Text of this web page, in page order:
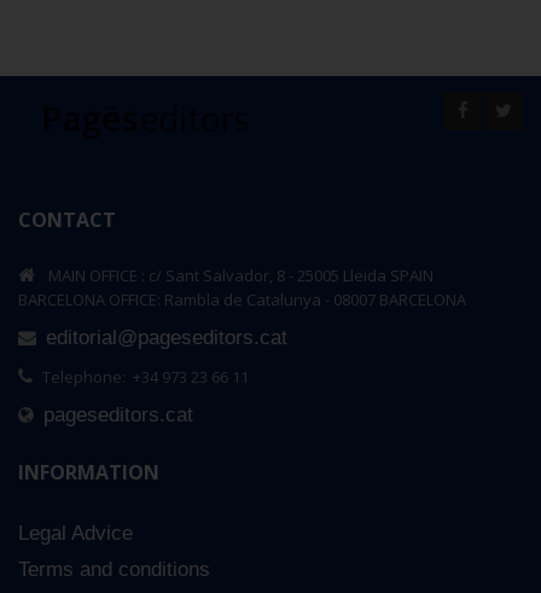
CONTACT
MAIN OFFICE : c/ Sant Salvador, 8 - 25005 Lleida SPAIN
BARCELONA OFFICE: Rambla de Catalunya - 08007 BARCELONA
editorial@pageseditors.cat
Telephone: +34 973 23 66 11
pageseditors.cat
INFORMATION
Legal Advice
Terms and conditions